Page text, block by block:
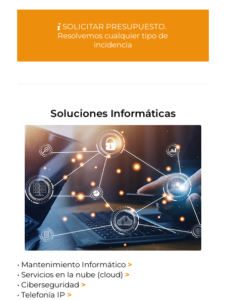
SOLICITAR PRESUPUESTO.
Resolvemos cualquier tipo de
incidencia
Soluciones Informáticas
• Mantenimiento Informático>
• Servicios en la nube (cloud) >
• Ciberseguridad >
• Telefonía IP >